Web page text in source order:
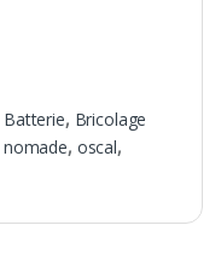
Batterie, Bricolage
nomade, oscal,